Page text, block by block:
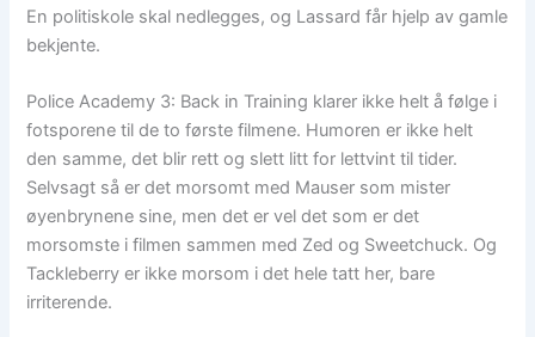
En politiskole skal nedlegges, og Lassard får hjelp av gamle
bekjente.
Police Academy 3: Back in Training klarer ikke helt å følge i
fotsporene til de to første filmene. Humoren er ikke helt
den samme, det blir rett og slett litt for lettvint til tider.
Selvsagt så er det morsomt med Mauser som mister
øyenbrynene sine, men det er vel det som er det
morsomste i filmen sammen med Zed og Sweetchuck. Og
Tackleberry er ikke morsom i det hele tatt her, bare
irriterende.